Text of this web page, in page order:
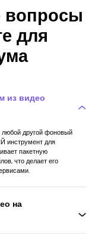
вопросы
для
из видео
другой фоновый
инструмент для
пакетную
что делает его
на